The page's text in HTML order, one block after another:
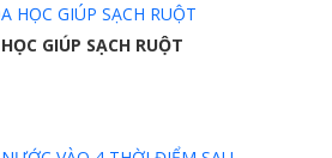
GIÚP SẠCH RUỘT